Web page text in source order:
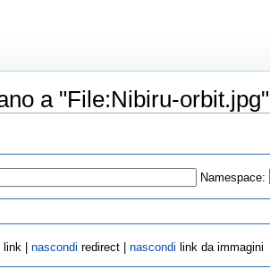
a "File:Nibiru-orbit.jpg"
Namespace:
link | nascondi redirect | nascondi link da immagini